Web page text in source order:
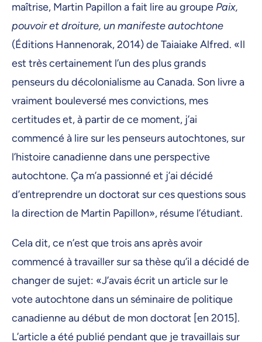
maîtrise, Martin Papillon a fait lire au groupe Paix,
pouvoir et droiture, un manifeste autochtone
(Éditions Hannenorak, 2014) de Taiaiake Alfred. «Il
est très certainement l’un des plus grands
penseurs du décolonialisme au Canada. Son livre a
vraiment bouleversé mes convictions, mes
certitudes et, à partir de ce moment, j’ai
commencé à lire sur les penseurs autochtones, sur
l’histoire canadienne dans une perspective
autochtone. Ça m’a passionné et j’ai décidé
d’entreprendre un doctorat sur ces questions sous
la direction de Martin Papillon», résume l’étudiant.
Cela dit, ce n’est que trois ans après avoir
commencé à travailler sur sa thèse qu’il a décidé de
changer de sujet: «J’avais écrit un article sur le
vote autochtone dans un séminaire de politique
canadienne au début de mon doctorat [en 2015].
L’article a été publié pendant que je travaillais sur